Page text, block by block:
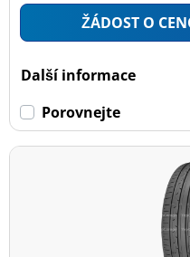
ŽÁDOST O
Další informace
Porovnejte